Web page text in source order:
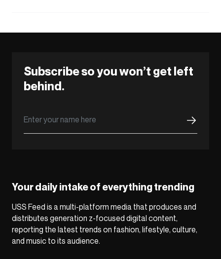
Subscribe so you won’t get left
behind.
Your daily intake of everything trending
USS Feed is a multi-platform media that produces and
distributes generation z-focused digital content,
reporting the latest trends on fashion, lifestyle, culture,
and music to its audience.